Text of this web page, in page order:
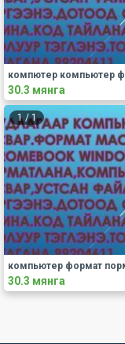
30.3 мянга
1/1
30.3 мянга